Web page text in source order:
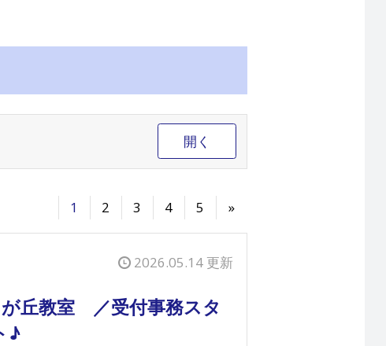
開く
1 2 3 4 5 »
2026.05.14 更新
丘教室 ／受付事務スタ
♪